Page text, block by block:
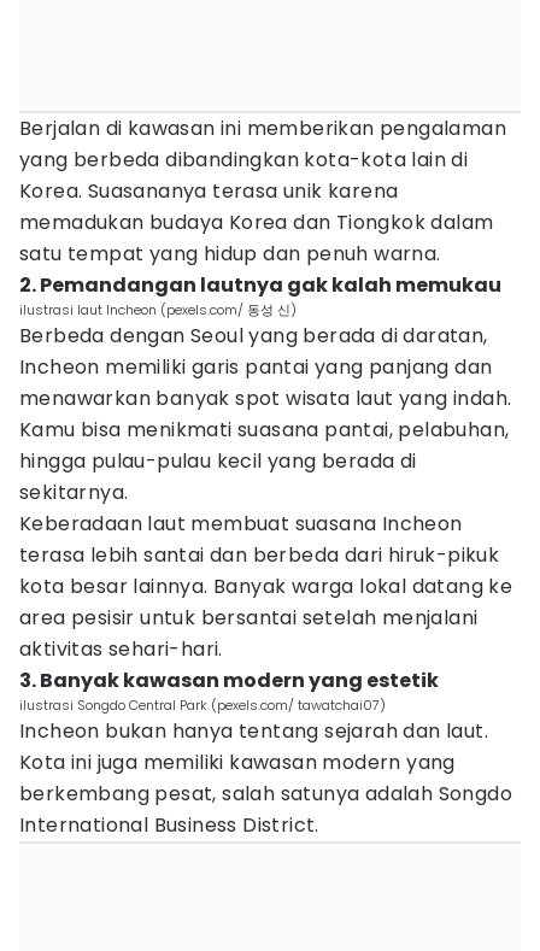
Berjalan di kawasan ini memberikan pengalaman
yang berbeda dibandingkan kota-kota lain di
Korea. Suasananya terasa unik karena
memadukan budaya Korea dan Tiongkok dalam
satu tempat yang hidup dan penuh warna.
2. Pemandangan lautnya gak kalah memukau
ilustrasi laut Incheon (pexels.com/ 동성 신)
Berbeda dengan Seoul yang berada di daratan,
Incheon memiliki garis pantai yang panjang dan
menawarkan banyak spot wisata laut yang indah.
Kamu bisa menikmati suasana pantai, pelabuhan,
hingga pulau-pulau kecil yang berada di
sekitarnya.
Keberadaan laut membuat suasana Incheon
terasa lebih santai dan berbeda dari hiruk-pikuk
kota besar lainnya. Banyak warga lokal datang ke
area pesisir untuk bersantai setelah menjalani
aktivitas sehari-hari.
3. Banyak kawasan modern yang estetik
ilustrasi Songdo Central Park (pexels.com/ tawatchai07)
Incheon bukan hanya tentang sejarah dan laut.
Kota ini juga memiliki kawasan modern yang
berkembang pesat, salah satunya adalah Songdo
International Business District.